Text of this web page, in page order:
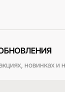
новинках и